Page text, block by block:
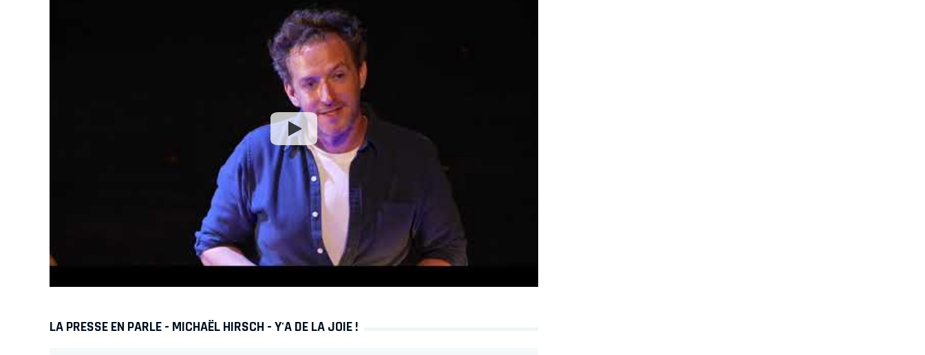
LA PRESSE EN PARLE - MICHAËL HIRSCH - Y'A DE LA JOIE !